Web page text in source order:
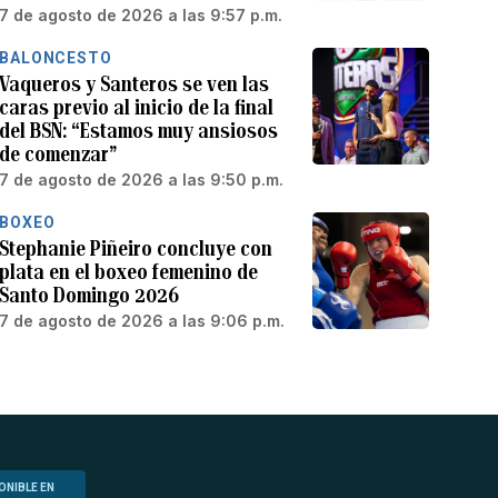
7 de agosto de 2026 a las 9:57 p.m.
BALONCESTO
Vaqueros y Santeros se ven las
caras previo al inicio de la final
del BSN: “Estamos muy ansiosos
de comenzar”
7 de agosto de 2026 a las 9:50 p.m.
BOXEO
Stephanie Piñeiro concluye con
plata en el boxeo femenino de
Santo Domingo 2026
7 de agosto de 2026 a las 9:06 p.m.
EN